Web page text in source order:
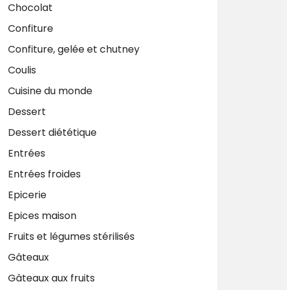
Chocolat
Confiture
Confiture, gelée et chutney
Coulis
Cuisine du monde
Dessert
Dessert diététique
Entrées
Entrées froides
Epicerie
Epices maison
Fruits et légumes stérilisés
Gâteaux
Gâteaux aux fruits